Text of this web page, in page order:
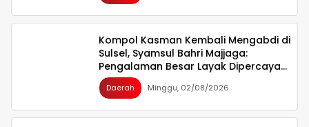
Kompol Kasman Kembali Mengabdi di
Sulsel, Syamsul Bahri Majjaga:
Pengalaman Besar Layak Dipercaya
Memimpin
Daerah Minggu, 02/08/2026